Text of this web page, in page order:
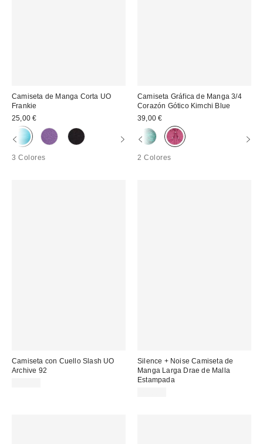
Camiseta de Manga Corta UO
Frankie
25,00 €
3 Colores
Camiseta Gráfica de Manga 3/4
Corazón Gótico Kimchi Blue
39,00 €
2 Colores
Camiseta con Cuello Slash UO
Archive 92
Silence + Noise Camiseta de
Manga Larga Drae de Malla
Estampada